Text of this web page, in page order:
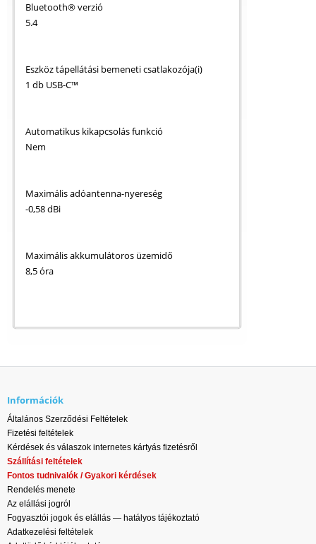
Bluetooth® verzió
5.4
Eszköz tápellátási bemeneti csatlakozója(i)
1 db USB-C™
Automatikus kikapcsolás funkció
Nem
Maximális adóantenna-nyereség
-0,58 dBi
Maximális akkumulátoros üzemidő
8,5 óra
Információk
Általános Szerződési Feltételek
Fizetési feltételek
Kérdések és válaszok internetes kártyás fizetésről
Szállítási feltételek
Fontos tudnivalók / Gyakori kérdések
Rendelés menete
Az elállási jogról
Fogyasztói jogok és elállás — hatályos tájékoztató
Adatkezelési feltételek